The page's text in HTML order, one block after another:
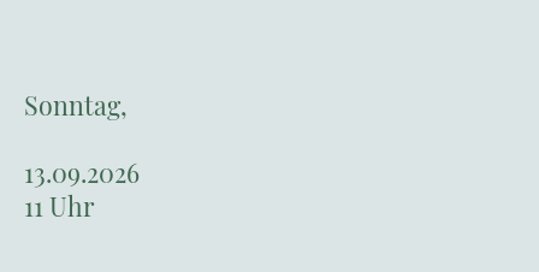
Sonntag,
13.09.2026
11 Uhr